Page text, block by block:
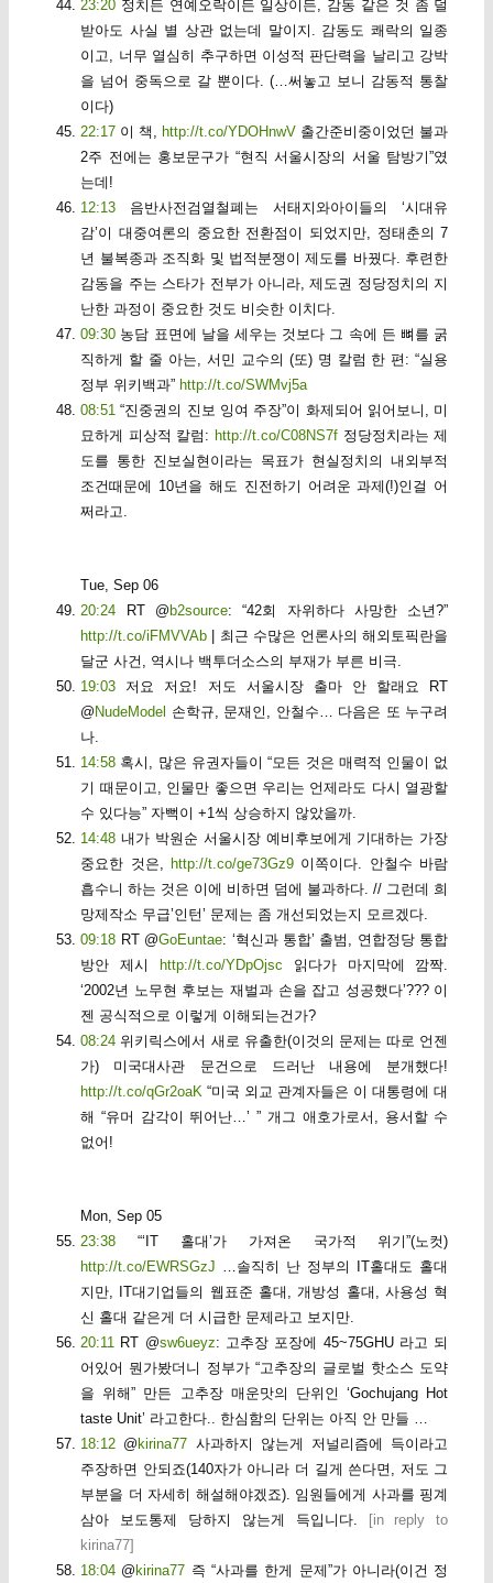
23:20 정치든 연예오락이든 일상이든, 감동 같은 것 좀 덜
받아도 사실 별 상관 없는데 말이지. 감동도 쾌락의 일종
이고, 너무 열심히 추구하면 이성적 판단력을 날리고 강박
을 넘어 중독으로 갈 뿐이다. (…써놓고 보니 감동적 통찰
이다)
22:17 이 책,http://t.co/YDOHnwV 출간준비중이었던 불과
2주 전에는 홍보문구가 “현직 서울시장의 서울 탐방기”였
는데!
12:13
음반사전검열철폐는 서태지와아이들의 ‘시대유
감’이 대중여론의 중요한 전환점이 되었지만, 정태춘의 7
년 불복종과 조직화 및 법적분쟁이 제도를 바꿨다. 후련한
감동을 주는 스타가 전부가 아니라, 제도권 정당정치의 지
난한 과정이 중요한 것도 비슷한 이치다.
09:30 농담 표면에 날을 세우는 것보다 그 속에 든 뼈를 굵
직하게 할 줄 아는, 서민 교수의 (또) 명 칼럼 한 편: “실용
정부 위키백과”http://t.co/SWMvj5a
08:51 “진중권의 진보 잉여 주장”이 화제되어 읽어보니, 미
묘하게 피상적 칼럼:http://t.co/C08NS7f 정당정치라는 제
도를 통한 진보실현이라는 목표가 현실정치의 내외부적
조건때문에 10년을 해도 진전하기 어려운 과제(!)인걸 어
쩌라고.
Tue, Sep 06
20:24
RT @b2source: “42회 자위하다 사망한 소년?”
http://t.co/iFMVVAb | 최근 수많은 언론사의 해외토픽란을
달군 사건, 역시나 백투더소스의 부재가 부른 비극.
19:03
저요 저요! 저도 서울시장 출마 안 할래요 RT
@NudeModel 손학규, 문재인, 안철수… 다음은 또 누구려
나.
14:58 혹시, 많은 유권자들이 “모든 것은 매력적 인물이 없
기 때문이고, 인물만 좋으면 우리는 언제라도 다시 열광할
수 있다능” 자뻑이 +1씩 상승하지 않았을까.
14:48 내가 박원순 서울시장 예비후보에게 기대하는 가장
중요한 것은,http://t.co/ge73Gz9 이쪽이다. 안철수 바람
흡수니 하는 것은 이에 비하면 덤에 불과하다. // 그런데 희
망제작소 무급’인턴’ 문제는 좀 개선되었는지 모르겠다.
09:18 RT @GoEuntae: ‘혁신과 통합’ 출범, 연합정당 통합
방안 제시 http://t.co/YDpOjsc 읽다가 마지막에 깜짝.
‘2002년 노무현 후보는 재벌과 손을 잡고 성공했다’??? 이
젠 공식적으로 이렇게 이해되는건가?
08:24 위키릭스에서 새로 유출한(이것의 문제는 따로 언젠
가) 미국대사관 문건으로 드러난 내용에 분개했다!
http://t.co/qGr2oaK “미국 외교 관계자들은 이 대통령에 대
해 “유머 감각이 뛰어난…’ ” 개그 애호가로서, 용서할 수
없어!
Mon, Sep 05
23:38
“‘IT 홀대’가 가져온 국가적 위기”(노컷)
http://t.co/EWRSGzJ …솔직히 난 정부의 IT홀대도 홀대
지만, IT대기업들의 웹표준 홀대, 개방성 홀대, 사용성 혁
신 홀대 같은게 더 시급한 문제라고 보지만.
20:11
RT @sw6ueyz: 고추장 포장에 45~75GHU 라고 되
어있어 뭔가봤더니 정부가 “고추장의 글로벌 핫소스 도약
을 위해” 만든 고추장 매운맛의 단위인 ‘Gochujang Hot
taste Unit’ 라고한다.. 한심함의 단위는 아직 안 만들 …
18:12 @ kirina77 사과하지 않는게 저널리즘에 득이라고
주장하면 안되죠(140자가 아니라 더 길게 쓴다면, 저도 그
부분을 더 자세히 해설해야겠죠). 임원들에게 사과를 핑계
삼아 보도통제 당하지 않는게 득입니다.
[in reply to
kirina77]
18:04 @ kirina77 즉 “사과를 한게 문제”가 아니라(이건 정